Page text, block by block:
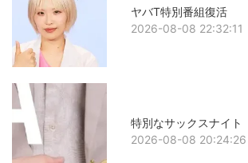
ヤバT特別番組復活
2026-08-08 22:32:11
特別なサックスナイト
2026-08-08 20:24:26